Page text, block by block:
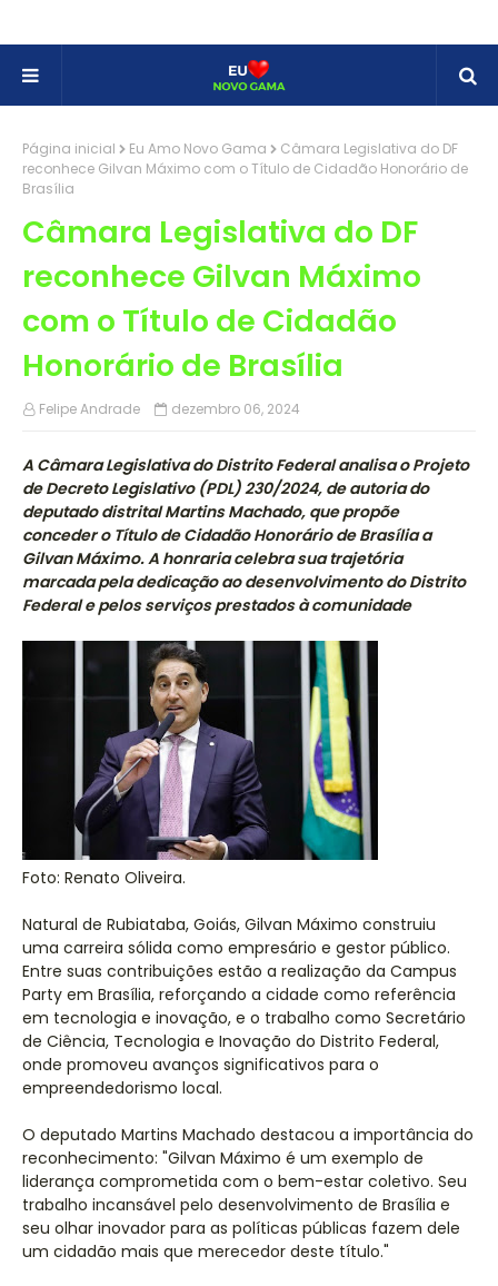
Página inicial Eu Amo Novo Gama
Câmara Legislativa do DF
reconhece Gilvan Máximo com o Título de Cidadão Honorário de
Brasília
Câmara Legislativa do DF
reconhece Gilvan Máximo
com o Título de Cidadão
Honorário de Brasília
Felipe Andrade dezembro 06, 2024
A Câmara Legislativa do Distrito Federal analisa o Projeto
de Decreto Legislativo (PDL) 230/2024, de autoria do
deputado distrital Martins Machado, que propõe
conceder o Título de Cidadão Honorário de Brasília a
Gilvan Máximo. A honraria celebra sua trajetória
marcada pela dedicação ao desenvolvimento do Distrito
Federal e pelos serviços prestados à comunidade
Foto: Renato Oliveira.
Natural de Rubiataba, Goiás, Gilvan Máximo construiu
uma carreira sólida como empresário e gestor público.
Entre suas contribuições estão a realização da Campus
Party em Brasília, reforçando a cidade como referência
em tecnologia e inovação, e o trabalho como Secretário
de Ciência, Tecnologia e Inovação do Distrito Federal,
onde promoveu avanços significativos para o
empreendedorismo local.
O deputado Martins Machado destacou a importância do
reconhecimento: "Gilvan Máximo é um exemplo de
liderança comprometida com o bem-estar coletivo. Seu
trabalho incansável pelo desenvolvimento de Brasília e
seu olhar inovador para as políticas públicas fazem dele
um cidadão mais que merecedor deste título."